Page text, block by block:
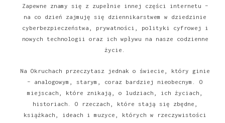
Zapewne znamy się z zupełnie innej części internetu –
na co dzień zajmuję się dziennikarstwem w dziedzinie
cyberbezpieczeństwa, prywatności, polityki cyfrowej i
nowych technologii oraz ich wpływu na nasze codzienne
życie.
Na Okruchach przeczytasz jednak o świecie, który ginie
– analogowym, starym, coraz bardziej nieobecnym. O
miejscach, które znikają, o ludziach, ich życiach,
historiach. O rzeczach, które stają się zbędne,
książkach, ideach i muzyce, których w rzeczywistości